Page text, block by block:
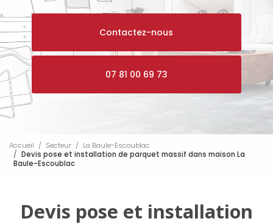
Contactez-nous
07 81 00 69 73
Accueil Secteur
La Baule-Escoublac
Devis pose et installation de parquet massif dans maison La
Baule-Escoublac
Devis pose et installation